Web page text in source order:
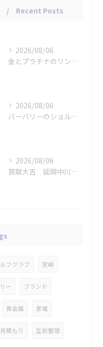
Recent Posts
2026/08/06
金とプラチナのリングをお買取りさせていただきました。
2026/08/06
バーバリーのショルダーバッグをお買取りさせていただきました。
2026/08/06
買取大吉 延岡中川原店の店長が急がせない査定
フクラブ 宮崎
ー ブランド
貴金属 家電
積もり 生前整理